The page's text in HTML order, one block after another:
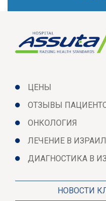
ЦЕНЫ
ОТЗЫВЫ
ОНКОЛОГИЯ
ЛЕЧЕНИЕ В
ДИАГНОСТИКА В
НОВОСТИ